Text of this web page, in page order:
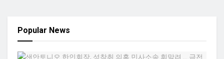
Popular News